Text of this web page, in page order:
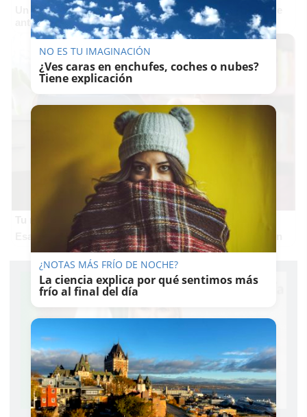
Un verdadero MMORPG de la vieja escuela ¡Cómo los de
antes, pero mejor!
Tu memoria y la música
Esa canción antigua que no olvidas tiene una explicación
NO ES TU IMAGINACIÓN
¿Ves caras en enchufes, coches o nubes?
Tiene explicación
¿NOTAS MÁS FRÍO DE NOCHE?
La ciencia explica por qué sentimos más
frío al final del día